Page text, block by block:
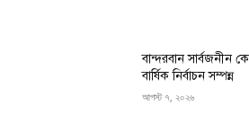
বান্দরবান সার্বজনীন
বার্ষিক নির্বাচন সম্পন্ন
আগস্ট ৭, ২০২৬